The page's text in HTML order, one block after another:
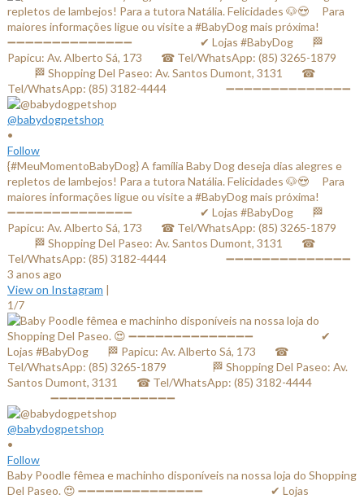
@babydogpetshop
•
Follow
{#MeuMomentoBabyDog} A família Baby Dog deseja dias alegres e
repletos de lambejos! Para a tutora Natália. Felicidades 🐶😍 ⠀ Para
maiores informações ligue ou visite a #BabyDog mais próxima! ⠀
➖➖➖➖➖➖➖➖➖➖➖➖➖➖ ⠀⠀⠀⠀⠀⠀⠀⠀✔ Lojas #BabyDog⠀⠀ 🏁
Papicu: Av. Alberto Sá, 173⠀⠀ ☎ Tel/WhatsApp: (85) 3265-1879⠀⠀
⠀⠀⠀ 🏁 Shopping Del Paseo: Av. Santos Dumont, 3131⠀⠀ ☎
Tel/WhatsApp: (85) 3182-4444⠀⠀⠀⠀⠀⠀⠀ ➖➖➖➖➖➖➖➖➖➖➖➖➖➖
3 anos ago
View on Instagram |
1/7
@babydogpetshop
•
Follow
Baby Poodle fêmea e machinho disponíveis na nossa loja do Shopping
Del Paseo. 😍 ➖➖➖➖➖➖➖➖➖➖➖➖➖➖ ⠀⠀⠀⠀⠀⠀⠀⠀✔ Lojas